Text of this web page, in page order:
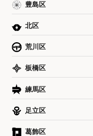
豊島区
北区
荒川区
板橋区
練馬区
足立区
葛飾区